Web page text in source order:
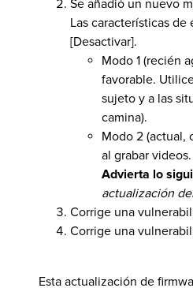
Se añadió un nuevo
Las características
[Desactivar].
Modo 1 (recién
favorable.
sujeto y a las
camina).
Modo 2 (actual,
al grabar
Advierta lo
actualización
Corrige una
Corrige una
Esta actualización de